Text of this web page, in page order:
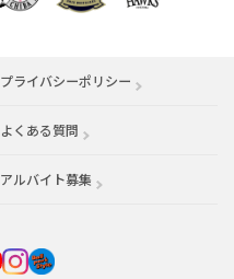
プライバシーポリシー
よくある質問
アルバイト募集 （別ウィンドウで開く